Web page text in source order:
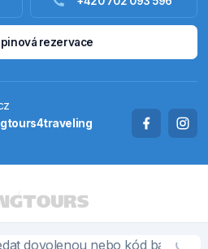
zahraniční
Termály
a chalupy
DE
rezervace